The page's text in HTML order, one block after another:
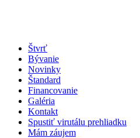
Štvrť
Bývanie
Novinky
Štandard
Financovanie
Galéria
Kontakt
Spustiť virutálu prehliadku
Mám záujem